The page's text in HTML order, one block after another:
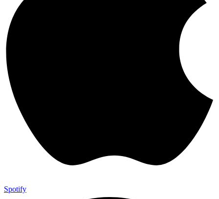
Spotify